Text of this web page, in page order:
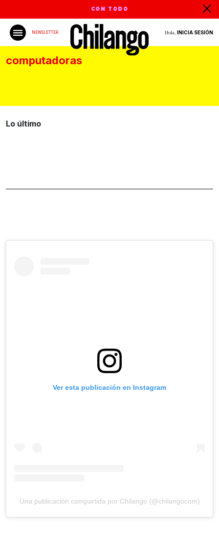
CON TODO
NEWSLETTER Hola, INICIA SESIÓN
computadoras
Lo último
Ver esta publicación en Instagram
Una publicación compartida por Chilango (@chilangocom)